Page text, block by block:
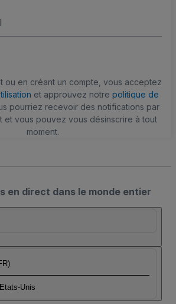
ou en créant un compte, vous acceptez
et approuvez notre politique de
pourriez recevoir des notifications par
et vous pouvez vous désinscrire à tout
moment.
en direct dans le monde entier
Unis